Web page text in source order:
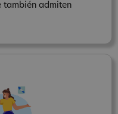
también admiten